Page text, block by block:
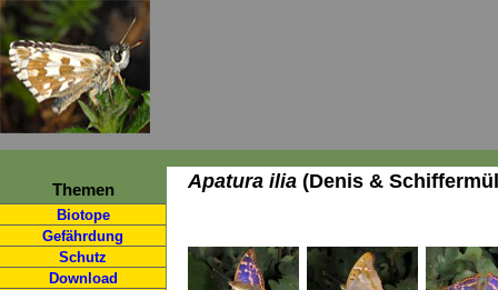
Themen
Biotope
Gefährdung
Schutz
Download
Apatura ilia (Denis &